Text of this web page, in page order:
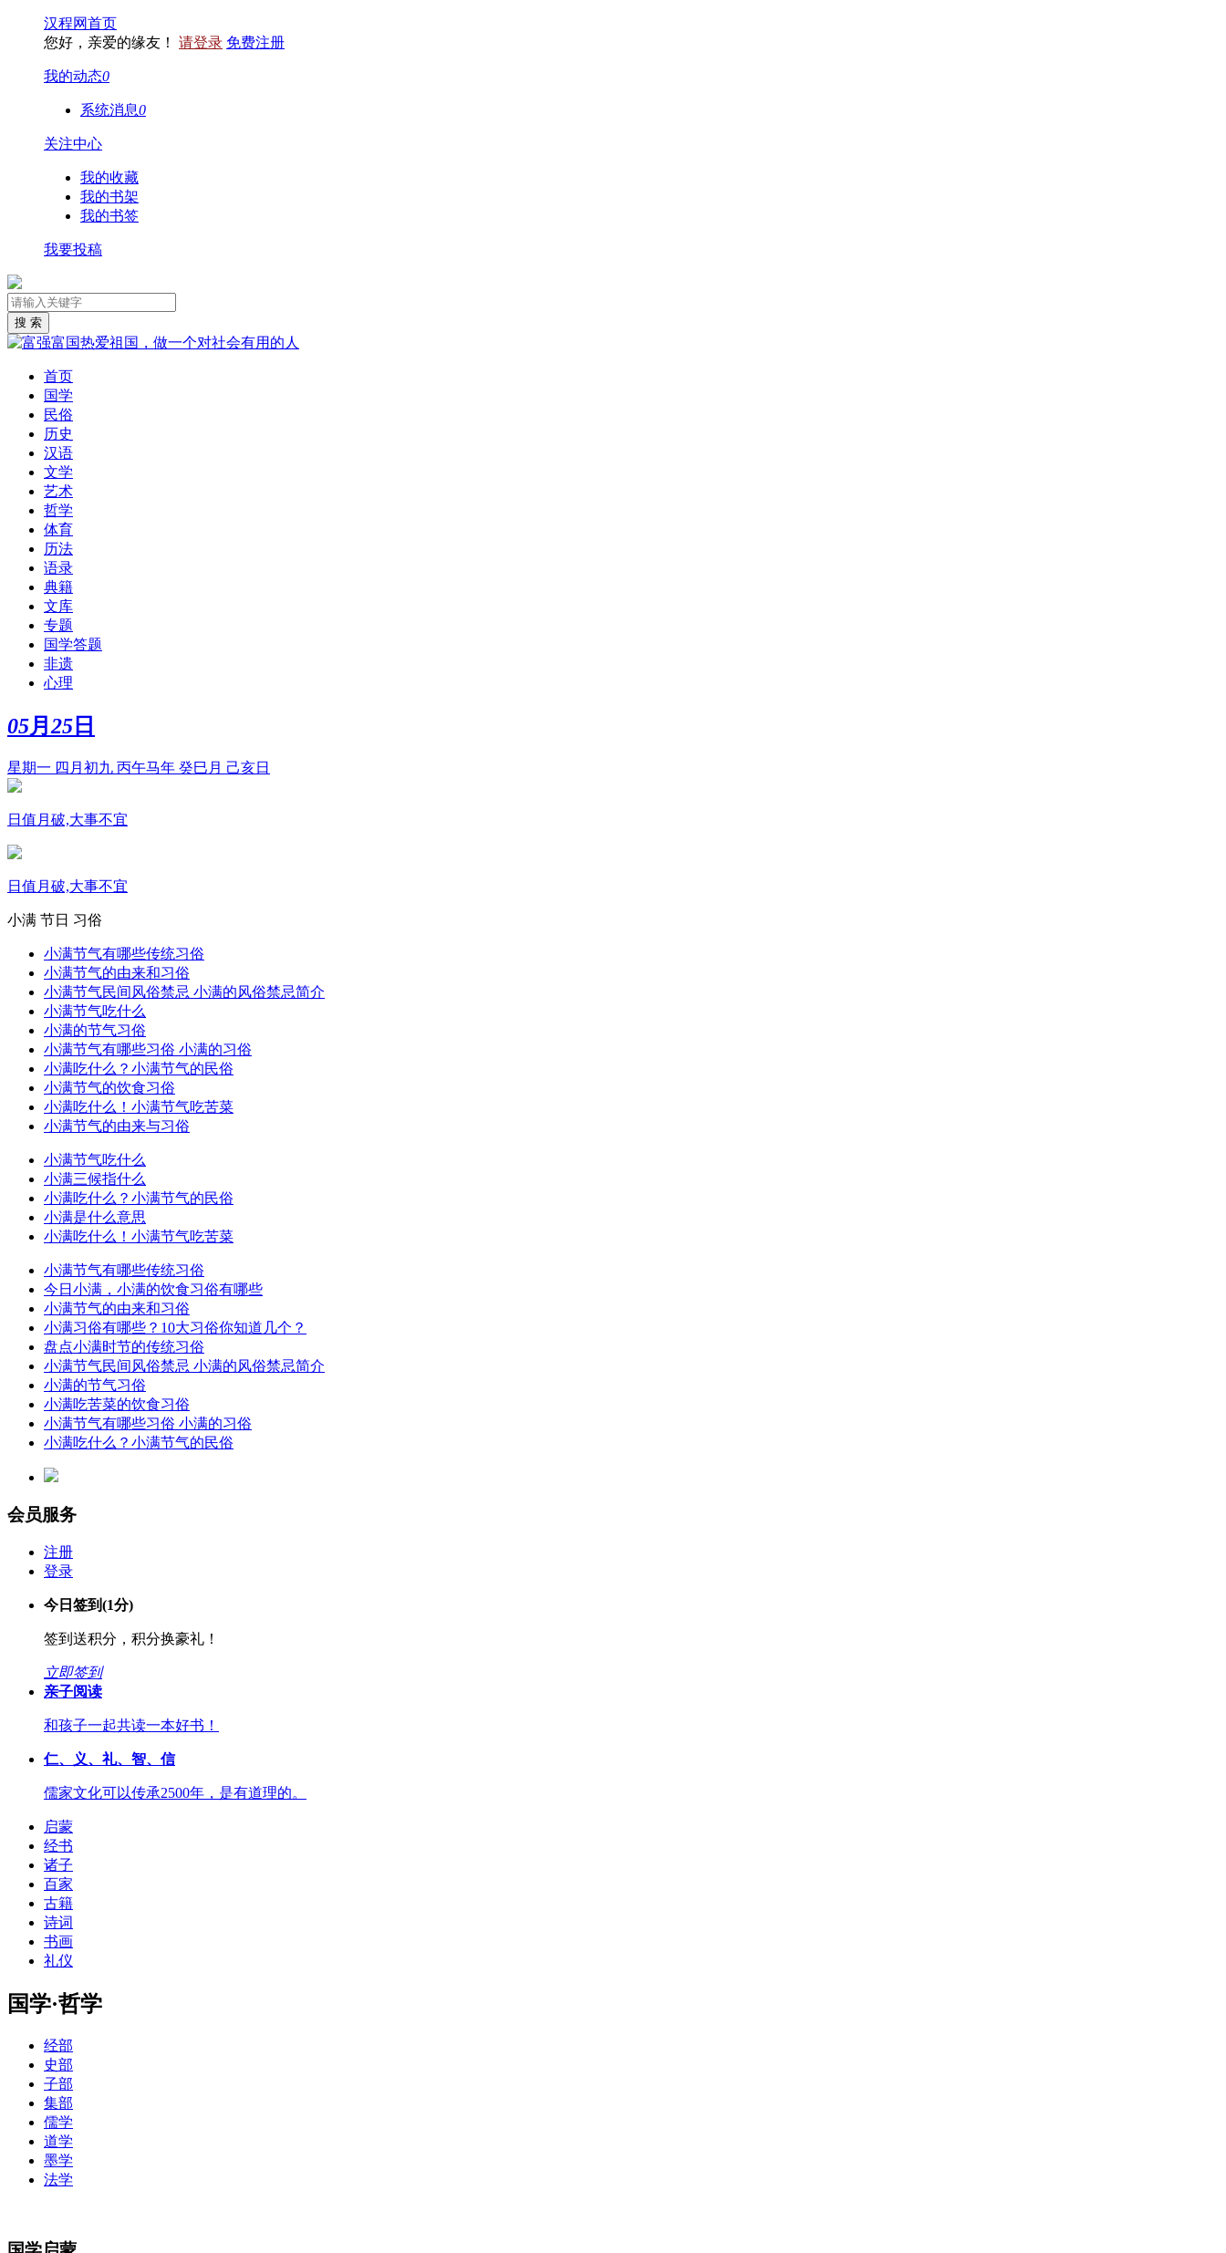
汉程网首页
您好，亲爱的缘友！ 请登录 免费注册
我的动态0
系统消息0
关注中心
我的收藏
我的书架
我的书签
我要投稿
首页
国学
民俗
历史
汉语
文学
艺术
哲学
体育
历法
语录
典籍
文库
专题
国学答题
非遗
心理
05月 25 日
星期一 四月初九 丙午马年 癸巳月 己亥日
日值月破,大事不宜
日值月破,大事不宜
小满 节日 习俗
小满节气有哪些传统习俗
小满节气的由来和习俗
小满节气民间风俗禁忌 小满的风俗禁忌简介
小满节气吃什么
小满的节气习俗
小满节气有哪些习俗 小满的习俗
小满吃什么？小满节气的民俗
小满节气的饮食习俗
小满吃什么！小满节气吃苦菜
小满节气的由来与习俗
小满节气吃什么
小满三候指什么
小满吃什么？小满节气的民俗
小满是什么意思
小满吃什么！小满节气吃苦菜
小满节气有哪些传统习俗
今日小满，小满的饮食习俗有哪些
小满节气的由来和习俗
小满习俗有哪些？10大习俗你知道几个？
盘点小满时节的传统习俗
小满节气民间风俗禁忌 小满的风俗禁忌简介
小满的节气习俗
小满吃苦菜的饮食习俗
小满节气有哪些习俗 小满的习俗
小满吃什么？小满节气的民俗
会员服务
注册
登录
今日签到(1分)
签到送积分，积分换豪礼！
立即签到
亲子阅读
和孩子一起共读一本好书！
仁、义、礼、智、信
儒家文化可以传承2500年，是有道理的。
启蒙
经书
诸子
百家
古籍
诗词
书画
礼仪
国学·哲学
经部
史部
子部
集部
儒学
道学
墨学
法学